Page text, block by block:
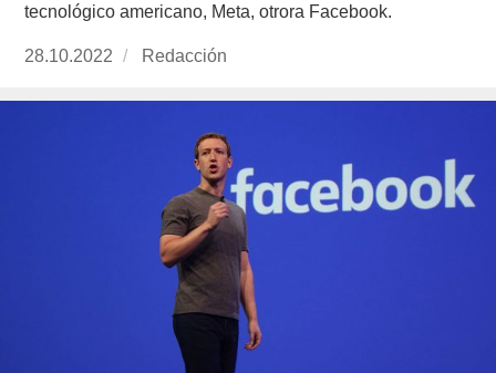
tecnológico americano, Meta, otrora Facebook.
Publicado
28.10.2022 https://www.experimenta.es/author/redaccion/
Redacción